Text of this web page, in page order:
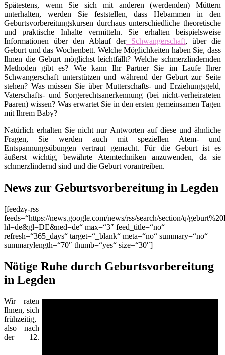
Spätestens, wenn Sie sich mit anderen (werdenden) Müttern
unterhalten, werden Sie feststellen, dass Hebammen in den
Geburtsvorbereitungskursen durchaus unterschiedliche theoretische
und praktische Inhalte vermitteln. Sie erhalten beispielsweise
Informationen über den Ablauf derSchwangerschaft, über die
Geburt und das Wochenbett. Welche Möglichkeiten haben Sie, dass
Ihnen die Geburt möglichst leichtfällt? Welche schmerzlindernden
Methoden gibt es? Wie kann Ihr Partner Sie im Laufe Ihrer
Schwangerschaft unterstützen und während der Geburt zur Seite
stehen? Was müssen Sie über Mutterschafts- und Erziehungsgeld,
Vaterschafts- und Sorgerechtsanerkennung (bei nicht-verheirateten
Paaren) wissen? Was erwartet Sie in den ersten gemeinsamen Tagen
mit Ihrem Baby?
Natürlich erhalten Sie nicht nur Antworten auf diese und ähnliche
Fragen, Sie werden auch mit speziellen Atem- und
Entspannungsübungen vertraut gemacht. Für die Geburt ist es
äußerst wichtig, bewährte Atemtechniken anzuwenden, da sie
schmerzlindernd sind und die Geburt vorantreiben.
News zur Geburtsvorbereitung in Legden
[feedzy-rss
feeds=“https://news.google.com/news/rss/search/section/q/
hl=de&gl=DE&ned=de“ max=“3″ feed_title=“no“
refresh=“365_days“ target=“_blank“ meta=“no“ summary=“no“
summarylength=“70″ thumb=“yes“ size=“30″]
Nötige Ruhe durch Geburtsvorbereitung
in Legden
Wir raten
Ihnen, sich
frühzeitig,
also nach
der 12.